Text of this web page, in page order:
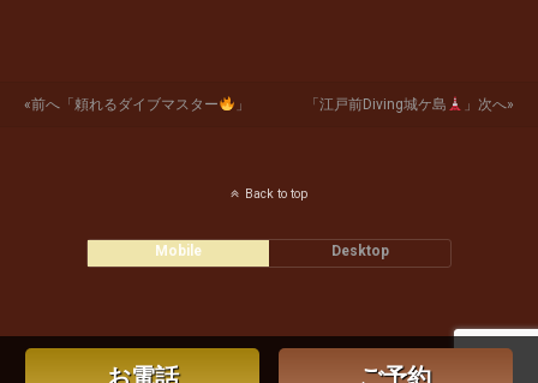
«前へ「頼れるダイブマスター 」 「江戸前diving城ケ島 」次へ»
お電話 ご予約
Back to top
Mobile Desktop